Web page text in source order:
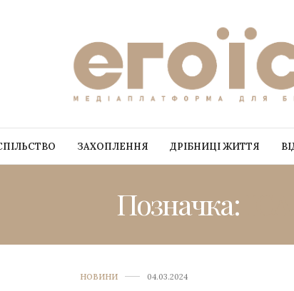
ЗАХОПЛЕННЯ ДРІБНИЦІ ЖИТТЯ
Позначка:
НОВИНИ 04.03.2024